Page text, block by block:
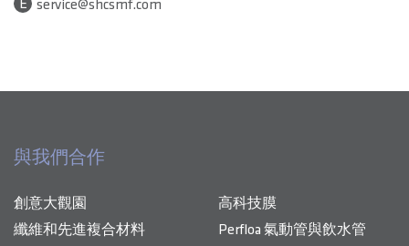
E service@shcsmf.com
與我們合作
創意大觀園
高科技膜
纖維和先進複合材料
Perfloa 氣動管與飲水管